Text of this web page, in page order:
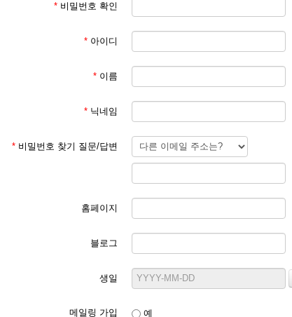
* 비밀번호 확인
* 아이디
* 이름
* 닉네임
* 비밀번호 찾기 질문/답변
홈페이지
블로그
생일
메일링 가입 예